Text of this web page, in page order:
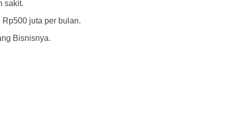
sakit.
juta per bulan.
Bisnisnya.